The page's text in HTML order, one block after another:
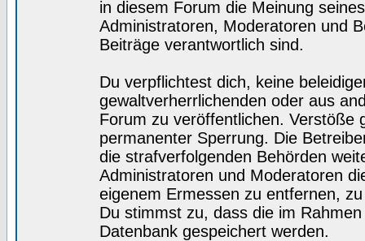
in diesem Forum die Meinung
Administratoren, Moderatoren und
Beiträge verantwortlich sind.
Du verpflichtest dich, keine
gewaltverherrlichenden oder aus
Forum zu veröffentlichen. Verstöße
permanenter Sperrung. Die
die strafverfolgenden Behörden
Administratoren und Moderatoren
eigenem Ermessen zu entfernen,
Du stimmst zu, dass die im
Datenbank gespeichert werden.